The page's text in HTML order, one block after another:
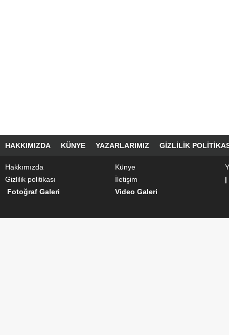
HAKKIMIZDA KÜNYE YAZARLARIMIZ GIZLILIK
Hakkımızda Künye
Gizlilik politikası
İletişim
|
Fotoğraf Galeri
Video Galeri